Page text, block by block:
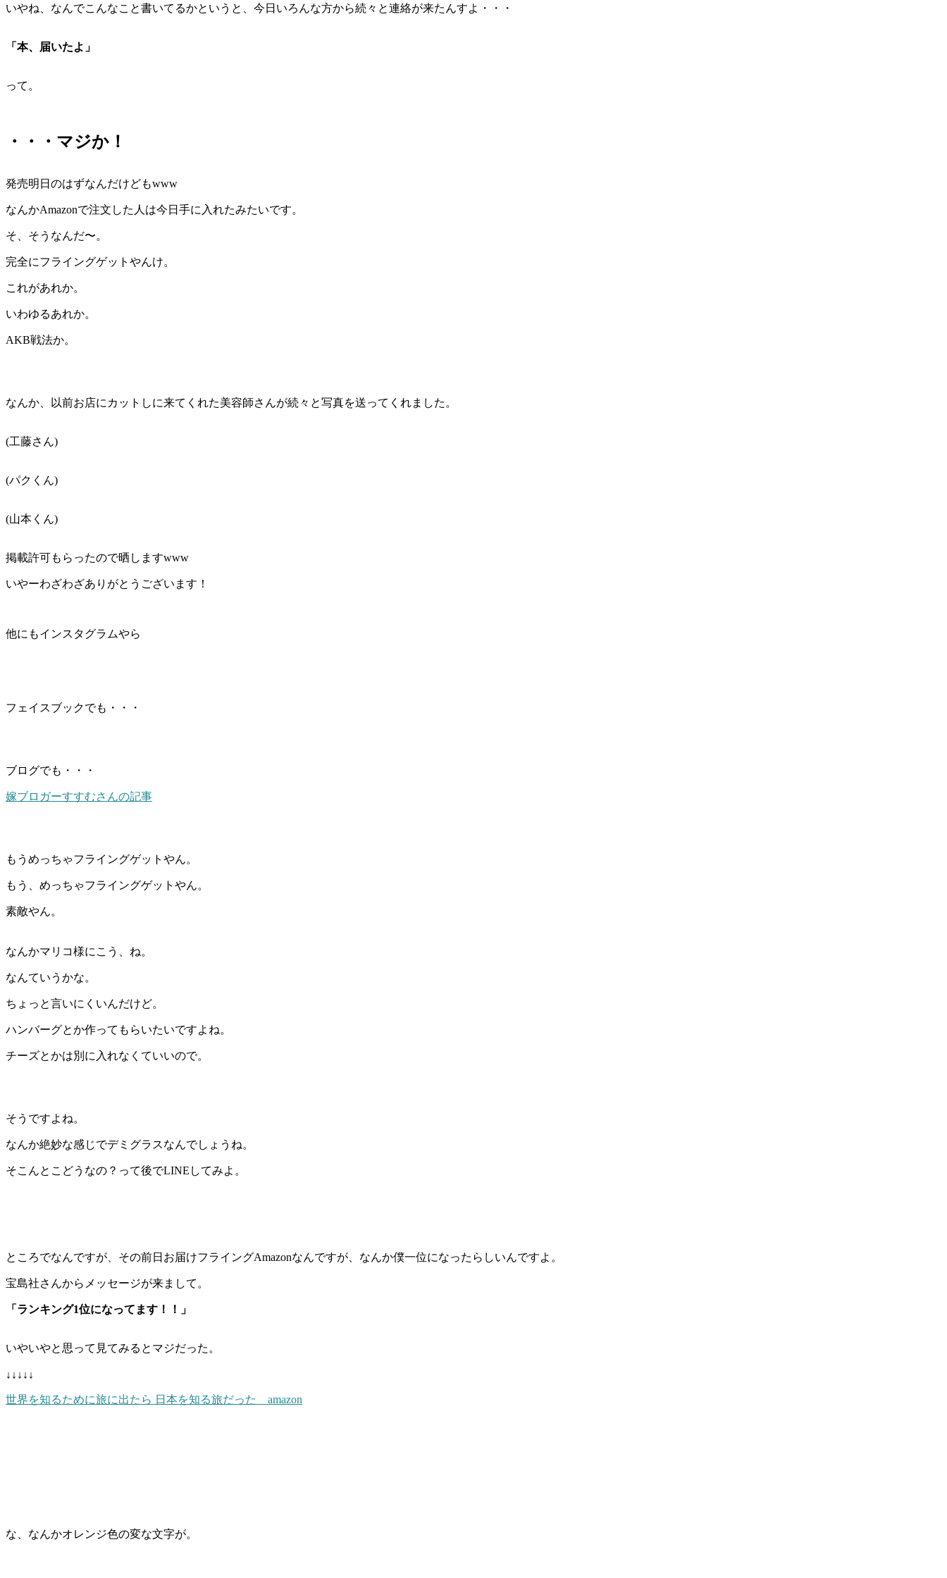
いやね、なんでこんなこと書いてるかというと、今日いろんな方から続々と連絡が来たんすよ・・・
「本、届いたよ」
って。
・・・マジか！
発売明日のはずなんだけどもwww
なんかAmazonで注文した人は今日手に入れたみたいです。
そ、そうなんだ〜。
完全にフライングゲットやんけ。
これがあれか。
いわゆるあれか。
AKB戦法か。
なんか、以前お店にカットしに来てくれた美容師さんが続々と写真を送ってくれました。
(工藤さん)
(パクくん)
(山本くん)
掲載許可もらったので晒しますwww
いやーわざわざありがとうございます！
他にもインスタグラムやら
フェイスブックでも・・・
ブログでも・・・
嫁ブロガーすすむさんの記事
もうめっちゃフライングゲットやん。
もう、めっちゃフライングゲットやん。
素敵やん。
なんかマリコ様にこう、ね。
なんていうかな。
ちょっと言いにくいんだけど。
ハンバーグとか作ってもらいたいですよね。
チーズとかは別に入れなくていいので。
そうですよね。
なんか絶妙な感じでデミグラスなんでしょうね。
そこんとこどうなの？って後でLINEしてみよ。
ところでなんですが、その前日お届けフライングAmazonなんですが、なんか僕一位になったらしいんですよ。
宝島社さんからメッセージが来まして。
「ランキング1位になってます！！」
いやいやと思って見てみるとマジだった。
↓↓↓↓↓
世界を知るために旅に出たら 日本を知る旅だった amazon
な、なんかオレンジ色の変な文字が。